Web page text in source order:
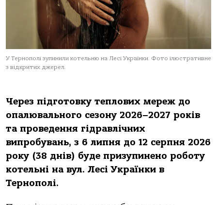
У Тернополі зупинили котельню на Лесі Українки. Фото ілюстративне
з відкритих джерел.
Через підготовку теплових мереж до
опалювального сезону 2026–2027 років
та проведення гідравлічних
випробувань, з 6 липня до 12 серпня 2026
року (38 днів) буде призупинено роботу
котельні на вул. Лесі Українки в
Тернополі.